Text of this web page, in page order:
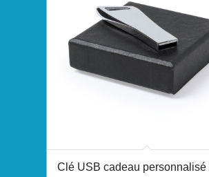
Clé USB cadeau personnalisé